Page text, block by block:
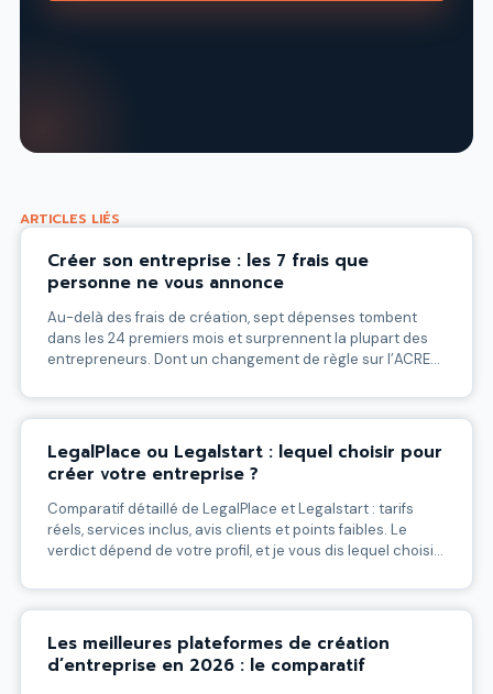
ARTICLES LIÉS
Créer son entreprise : les 7 frais que
personne ne vous annonce
Au-delà des frais de création, sept dépenses tombent
dans les 24 premiers mois et surprennent la plupart des
entrepreneurs. Dont un changement de règle sur l’ACRE
LegalPlace ou Legalstart : lequel choisir pour
créer votre entreprise ?
Comparatif détaillé de LegalPlace et Legalstart : tarifs
réels, services inclus, avis clients et points faibles. Le
verdict dépend de votre profil, et je vous dis lequel choisir
Les meilleures plateformes de création
d’entreprise en 2026 : le comparatif